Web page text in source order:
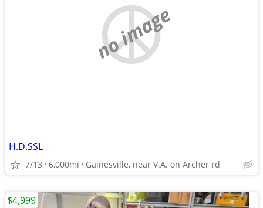
no image
H.D.SSL
7/13 6,000mi Gainesville, near V.A. on Archer rd
$4,999